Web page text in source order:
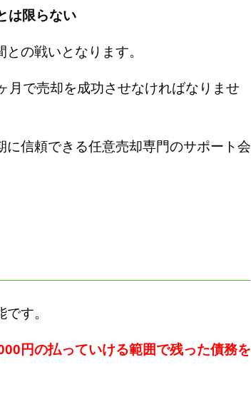
は限らない
の戦いとなります。
月で売却を成功させなければなりませ
信頼できる任意売却専門のサポート会
す。
円の払っていける範囲で残った債務を